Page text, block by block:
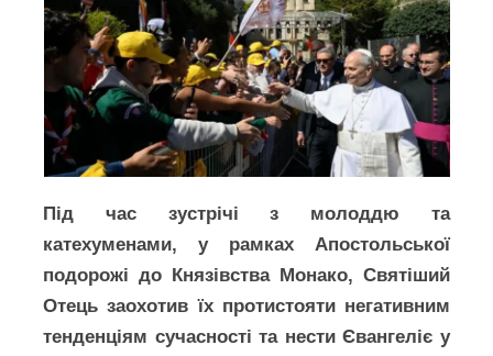
Під час зустрічі з молоддю та
катехуменами, у рамках Апостольської
подорожі до Князівства Монако, Святіший
Отець заохотив їх протистояти негативним
тенденціям сучасності та нести Євангеліє у